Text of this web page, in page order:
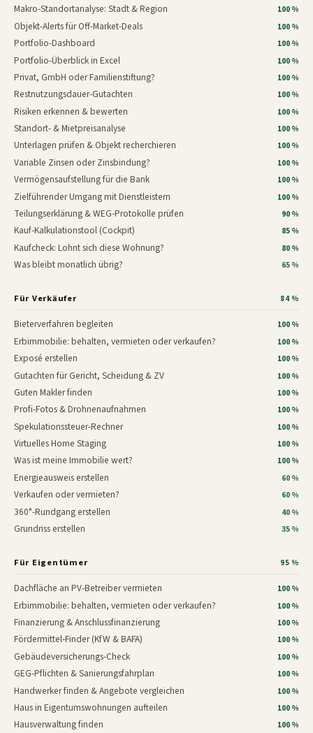
Makro-Standortanalyse: Stadt & Region 100 %
Objekt-Alerts für Off-Market-Deals 100 %
Portfolio-Dashboard 100 %
Portfolio-Überblick in Excel 100 %
Privat, GmbH oder Familienstiftung? 100 %
Restnutzungsdauer-Gutachten 100 %
Risiken erkennen & bewerten 100 %
Standort- & Mietpreisanalyse 100 %
Unterlagen prüfen & Objekt recherchieren 100 %
Variable Zinsen oder Zinsbindung? 100 %
Vermögensaufstellung für die Bank 100 %
Zielführender Umgang mit Dienstleistern 100 %
Teilungserklärung & WEG-Protokolle prüfen 90 %
Kauf-Kalkulationstool (Cockpit) 85 %
Kaufcheck: Lohnt sich diese Wohnung? 80 %
Was bleibt monatlich übrig? 65 %
Für Verkäufer 84 %
Bieterverfahren begleiten 100 %
Erbimmobilie: behalten, vermieten oder verkaufen? 100 %
Exposé erstellen 100 %
Gutachten für Gericht, Scheidung & ZV 100 %
Guten Makler finden 100 %
Profi-Fotos & Drohnenaufnahmen 100 %
Spekulationssteuer-Rechner 100 %
Virtuelles Home Staging 100 %
Was ist meine Immobilie wert? 100 %
Energieausweis erstellen 60 %
Verkaufen oder vermieten? 60 %
360°-Rundgang erstellen 40 %
Grundriss erstellen 35 %
Für Eigentümer 95 %
Dachfläche an PV-Betreiber vermieten 100 %
Erbimmobilie: behalten, vermieten oder verkaufen? 100 %
Finanzierung & Anschlussfinanzierung 100 %
Fördermittel-Finder (KfW & BAFA) 100 %
Gebäudeversicherungs-Check 100 %
GEG-Pflichten & Sanierungsfahrplan 100 %
Handwerker finden & Angebote vergleichen 100 %
Haus in Eigentumswohnungen aufteilen 100 %
Hausverwaltung finden 100 %